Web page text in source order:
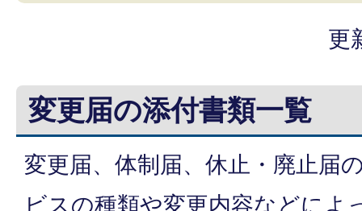
更
変更届の添付書類一覧
変更届、体制届、休止・廃止届
ビスの種類や変更内容などによ